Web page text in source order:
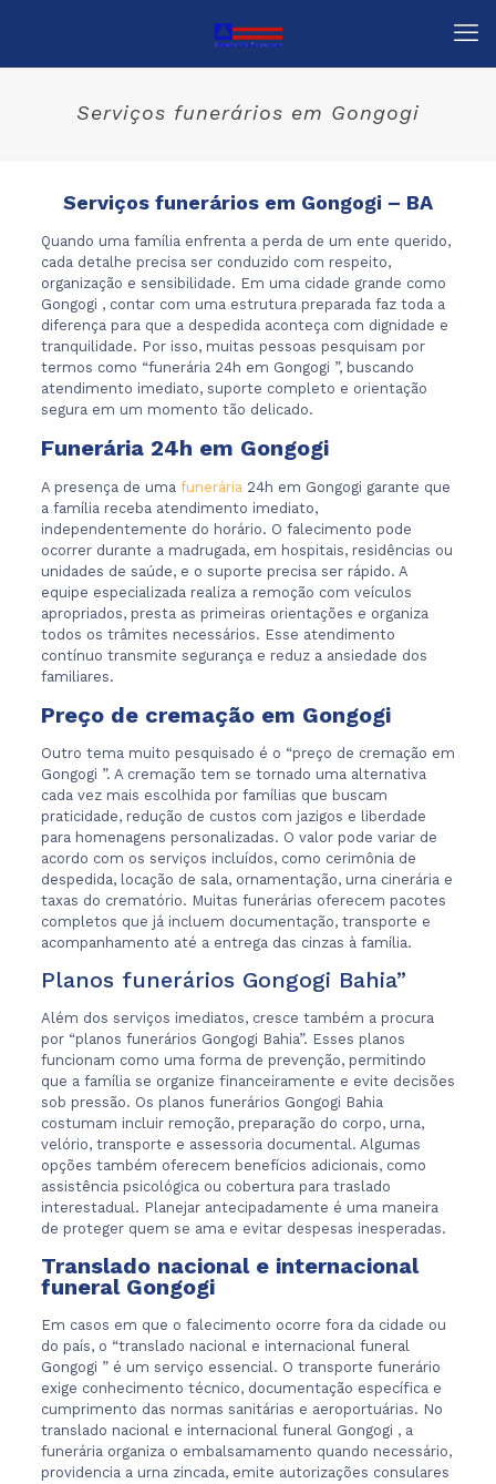
Serviços funerários em Gongogi
Serviços funerários em Gongogi – BA
Quando uma família enfrenta a perda de um ente querido,
cada detalhe precisa ser conduzido com respeito,
organização e sensibilidade. Em uma cidade grande como
Gongogi , contar com uma estrutura preparada faz toda a
diferença para que a despedida aconteça com dignidade e
tranquilidade. Por isso, muitas pessoas pesquisam por
termos como “funerária 24h em Gongogi ”, buscando
atendimento imediato, suporte completo e orientação
segura em um momento tão delicado.
Funerária 24h em Gongogi
A presença de uma funerária24h em Gongogi garante que
a família receba atendimento imediato,
independentemente do horário. O falecimento pode
ocorrer durante a madrugada, em hospitais, residências ou
unidades de saúde, e o suporte precisa ser rápido. A
equipe especializada realiza a remoção com veículos
apropriados, presta as primeiras orientações e organiza
todos os trâmites necessários. Esse atendimento
contínuo transmite segurança e reduz a ansiedade dos
familiares.
Preço de cremação em Gongogi
Outro tema muito pesquisado é o “preço de cremação em
Gongogi ”. A cremação tem se tornado uma alternativa
cada vez mais escolhida por famílias que buscam
praticidade, redução de custos com jazigos e liberdade
para homenagens personalizadas. O valor pode variar de
acordo com os serviços incluídos, como cerimônia de
despedida, locação de sala, ornamentação, urna cinerária e
taxas do crematório. Muitas funerárias oferecem pacotes
completos que já incluem documentação, transporte e
acompanhamento até a entrega das cinzas à família.
Planos funerários Gongogi Bahia”
Além dos serviços imediatos, cresce também a procura
por “planos funerários Gongogi Bahia”. Esses planos
funcionam como uma forma de prevenção, permitindo
que a família se organize financeiramente e evite decisões
sob pressão. Os planos funerários Gongogi Bahia
costumam incluir remoção, preparação do corpo, urna,
velório, transporte e assessoria documental. Algumas
opções também oferecem benefícios adicionais, como
assistência psicológica ou cobertura para traslado
interestadual. Planejar antecipadamente é uma maneira
de proteger quem se ama e evitar despesas inesperadas.
Translado nacional e internacional
funeral Gongogi
Em casos em que o falecimento ocorre fora da cidade ou
do país, o “translado nacional e internacional funeral
Gongogi ” é um serviço essencial. O transporte funerário
exige conhecimento técnico, documentação específica e
cumprimento das normas sanitárias e aeroportuárias. No
translado nacional e internacional funeral Gongogi , a
funerária organiza o embalsamamento quando necessário,
providencia a urna zincada, emite autorizações consulares